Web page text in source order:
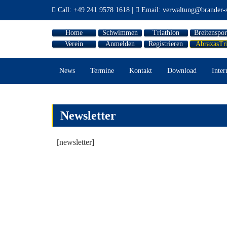
Call: +49 241 9578 1618 Email: verwaltung@brander-
Home Schwimmen Triathlon
Verein
Anmelden Registrieren
News Termine Kontakt Download
Newsletter
[newsletter]